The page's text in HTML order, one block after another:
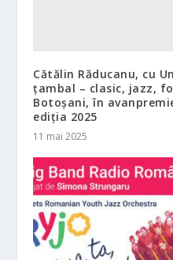
Cătălin Răducanu, cu
țambal – clasic, jazz,
Botoșani, în
ediția 2025
11 mai 2025